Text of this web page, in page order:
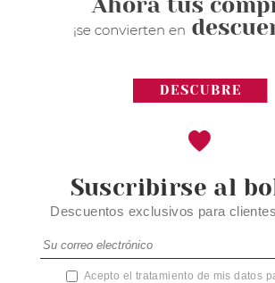
Suscribirse al
Descuentos exclusivos para
Acepto el tratamiento de mis datos